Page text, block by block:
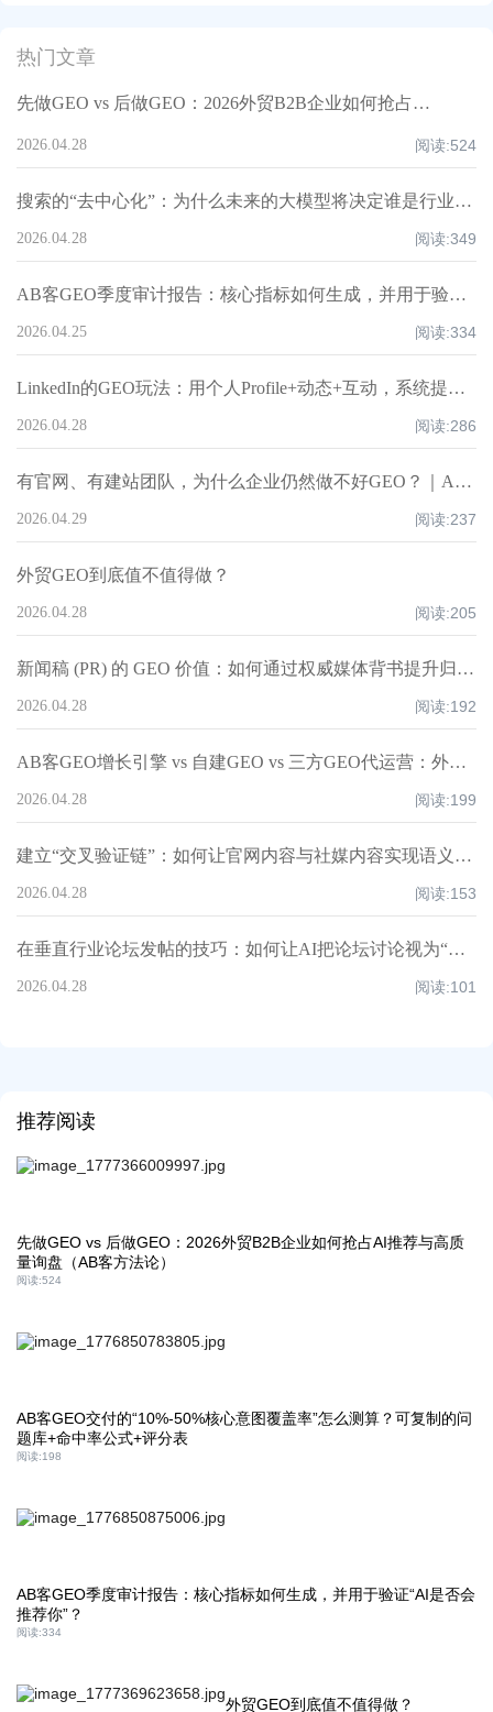
热门文章
先做GEO vs 后做GEO：2026外贸B2B企业如何抢占AI推荐与高质量询盘（AB客方法论）
2026.04.28 阅读:524
搜索的“去中心化”：为什么未来的大模型将决定谁是行业老大？｜AB客GEO
2026.04.28 阅读:349
AB客GEO季度审计报告：核心指标如何生成，并用于验证“AI是否会推荐你”？
2026.04.25 阅读:334
LinkedIn的GEO玩法：用个人Profile+动态+互动，系统提升企业AI推荐权重丨AB客
2026.04.28 阅读:286
有官网、有建站团队，为什么企业仍然做不好GEO？｜AB客
2026.04.29 阅读:237
外贸GEO到底值不值得做？
2026.04.28 阅读:205
新闻稿 (PR) 的 GEO 价值：如何通过权威媒体背书提升归因权重？丨AB客
2026.04.28 阅读:192
AB客GEO增长引擎 vs 自建GEO vs 三方GEO代运营：外贸企业真正该选哪种方案？
2026.04.28 阅读:199
建立“交叉验证链”：如何让官网内容与社媒内容实现语义互证？丨AB客
2026.04.28 阅读:153
在垂直行业论坛发帖的技巧：如何让AI把论坛讨论视为“第三方佐证”？丨AB客
2026.04.28 阅读:101
推荐阅读
先做GEO vs 后做GEO：2026外贸B2B企业如何抢占AI推荐与高质
量询盘（AB客方法论）
阅读:524
AB客GEO交付的“10%-50%核心意图覆盖率”怎么测算？可复制的问
题库+命中率公式+评分表
阅读:198
AB客GEO季度审计报告：核心指标如何生成，并用于验证“AI是否会
推荐你”？
阅读:334
外贸GEO到底值不值得做？